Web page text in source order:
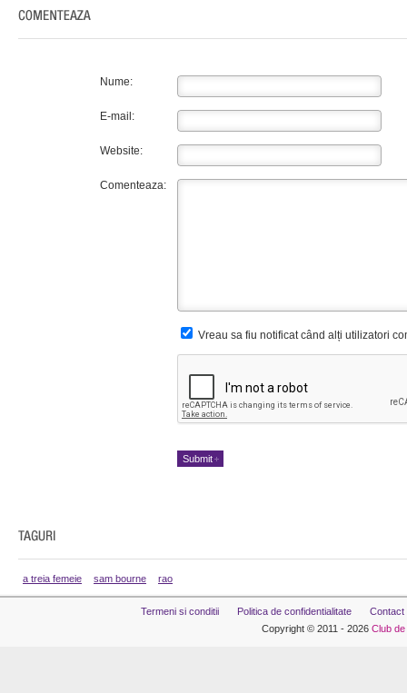
Nume:
E-mail:
Website:
Comenteaza:
Vreau sa fiu notificat când alți utilizatori
a treia femeie sam bourne rao
Termeni si conditii Politica de confidentialitate
Contact
Copyright © 2011 - 2026 Club